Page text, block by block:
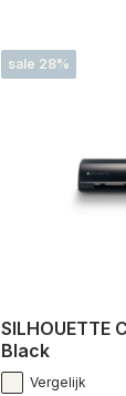
sale 28%
SILHOUETTE
Black
Vergelijk